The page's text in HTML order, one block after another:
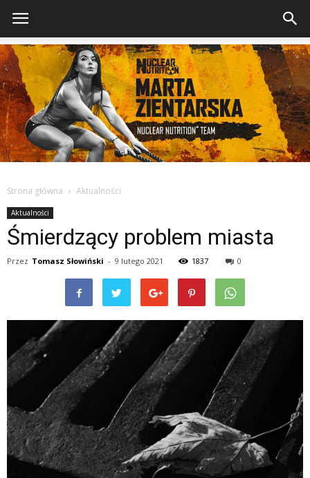
Strona główna Aktualności
Aktualności
Śmierdzący problem miasta
Przez Tomasz Słowiński - 9 lutego 2021 1837 0